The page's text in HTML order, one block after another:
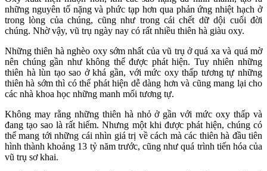
những nguyên tố nặng và phức tạp hơn qua phản ứng nhiệt hạch ở
trong lòng của chúng, cũng như trong cái chết dữ dội cuối đời
chúng. Nhờ vậy, vũ trụ ngày nay có rất nhiều thiên hà giàu oxy.
Những thiên hà nghèo oxy sớm nhất của vũ trụ ở quá xa và quá mờ
nên chúng gần như không thể được phát hiện. Tuy nhiên những
thiên hà lùn tạo sao ở khá gần, với mức oxy thấp tương tự những
thiên hà sớm thì có thể phát hiện dễ dàng hơn và cũng mang lại cho
các nhà khoa học những manh mối tương tự.
Không may rằng những thiên hà nhỏ ở gần với mức oxy thấp và
đang tạo sao là rất hiếm. Nhưng một khi được phát hiện, chúng có
thể mang tới những cái nhìn giá trị về cách mà các thiên hà đầu tiên
hình thành khoảng 13 tỷ năm trước, cũng như quá trình tiến hóa của
vũ trụ sơ khai.